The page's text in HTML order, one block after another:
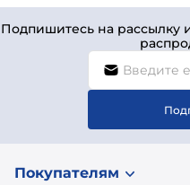
Подпишитесь на рассылку
Покупателям